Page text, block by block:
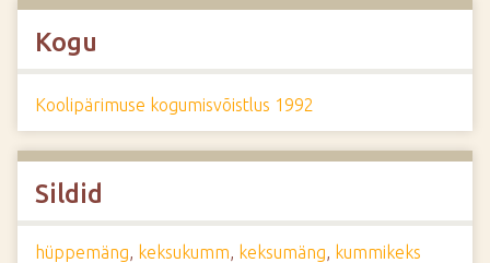
Kogu
Koolipärimuse kogumisvõistlus 1992
Sildid
hüppemäng, keksukumm, keksumäng, kummikeks